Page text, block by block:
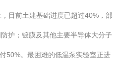
目前土建基础进度已超过40%，部
护；镀膜及其他主要半导体大分子
50%。最困难的低温泵实验室正进